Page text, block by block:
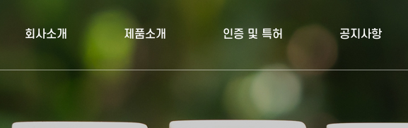
회사소개 제품소개 인증 및 특허 공지사항